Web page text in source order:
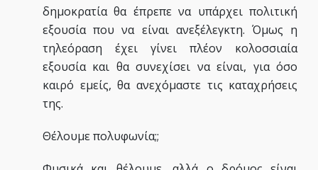
δημοκρατία θα έπρεπε να υπάρχει πολιτική
εξουσία που να είναι ανεξέλεγκτη. Όμως η
τηλεόραση έχει γίνει πλέον κολοσσιαία
εξουσία και θα συνεχίσει να είναι, για όσο
καιρό εμείς, θα ανεχόμαστε τις καταχρήσεις
της.
Θέλουμε πολυφωνία;;